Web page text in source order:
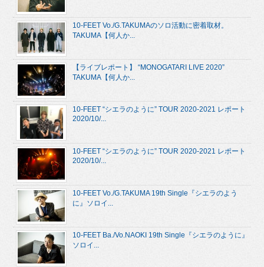
10-FEET Vo./G.TAKUMAのソロ活動に密着取材。
TAKUMA【何人か...
【ライブレポート】 “MONOGATARI LIVE 2020”
TAKUMA【何人か...
10-FEET “シエラのように” TOUR 2020-2021 レポート
2020/10/...
10-FEET “シエラのように” TOUR 2020-2021 レポート
2020/10/...
10-FEET Vo./G.TAKUMA 19th Single『シエラのよう
に』ソロイ...
10-FEET Ba./Vo.NAOKI 19th Single『シエラのように』
ソロイ...